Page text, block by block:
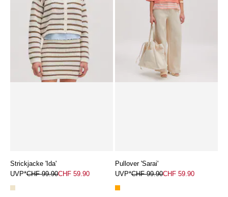
Strickjacke 'Ida'
UVP*CHF 99.90CHF 59.90
Pullover 'Sarai'
UVP*CHF 99.90CHF 59.90